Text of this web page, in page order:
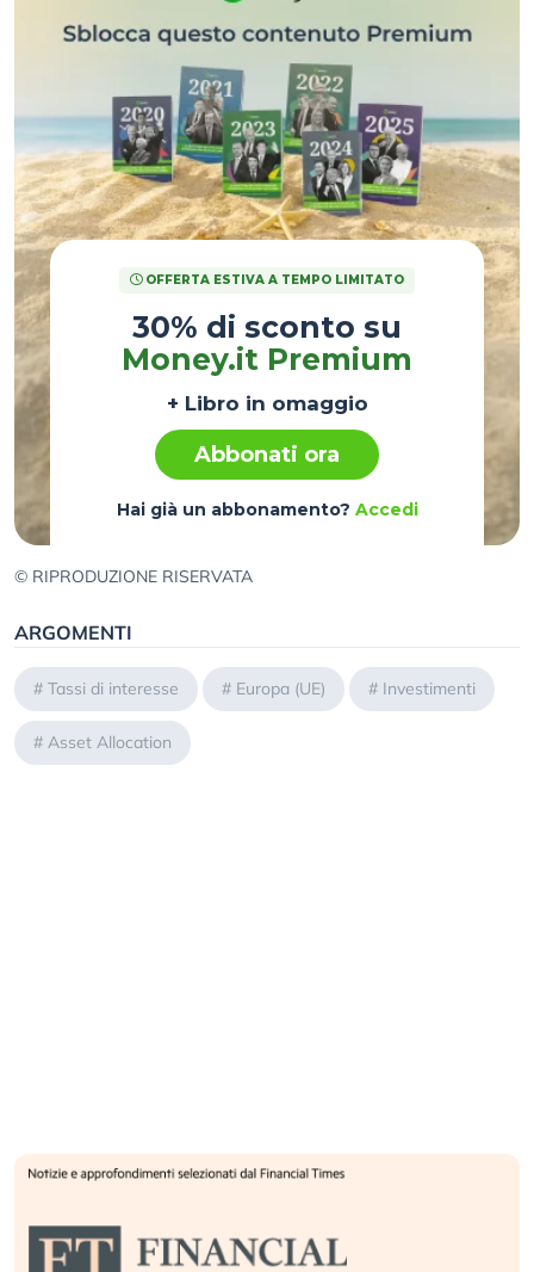
OFFERTA ESTIVA A TEMPO LIMITATO
30% di sconto su
Money.it Premium
+ Libro in omaggio
Abbonati ora
Hai già un abbonamento? Accedi
© RIPRODUZIONE RISERVATA
ARGOMENTI
# Tassi di interesse # Europa (UE) # Investimenti
# Asset Allocation